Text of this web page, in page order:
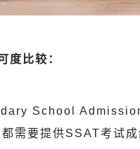
度比较：
School
需要提供SSAT考试